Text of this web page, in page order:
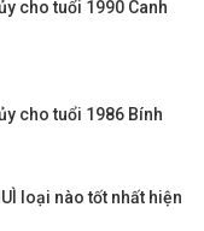
cho tuổi 1990 Canh
cho tuổi 1986 Bính
loại nào tốt nhất hiện